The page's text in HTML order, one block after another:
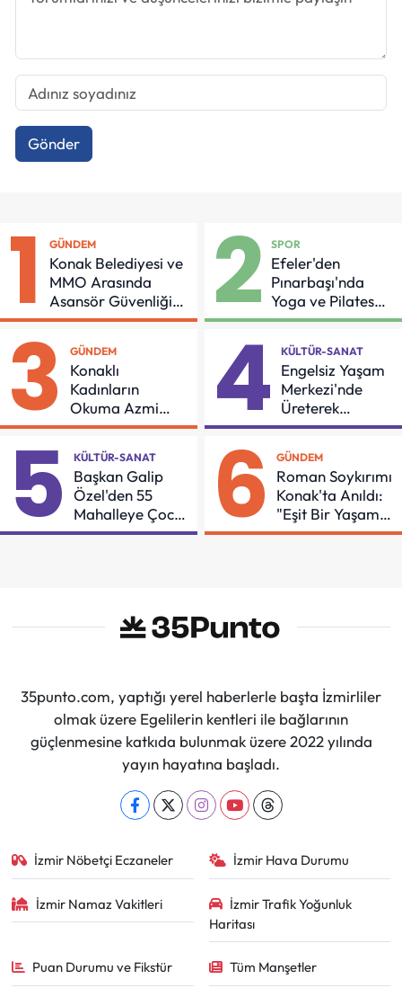
Gönder
1 GÜNDEM
Konak Belediyesi ve
MMO Arasında
Asansör Güvenliği
İçin Önemli Protokol
2 SPOR
Efeler'den
Pınarbaşı'nda
Yoga ve Pilates
Buluşması
3 GÜNDEM
Konaklı
Kadınların
Okuma Azmi
Örnek Oldu
4 KÜLTÜR-SANAT
Engelsiz Yaşam
Merkezi'nde
Üreterek
Güçleniyorlar
5 KÜLTÜR-SANAT
Başkan Galip
Özel'den 55
Mahalleye Çocuk
Şenliği
6 GÜNDEM
Roman Soykırımı
Konak'ta Anıldı:
"Eşit Bir Yaşam
İçin Mücadeleyi
35punto.com, yaptığı yerel haberlerle başta İzmirliler
olmak üzere Egelilerin kentleri ile bağlarının
güçlenmesine katkıda bulunmak üzere 2022 yılında
yayın hayatına başladı.
İzmir Nöbetçi Eczaneler İzmir Hava Durumu
İzmir Namaz Vakitleri
İzmir Trafik Yoğunluk
Haritası
Puan Durumu ve Fikstür Tüm Manşetler